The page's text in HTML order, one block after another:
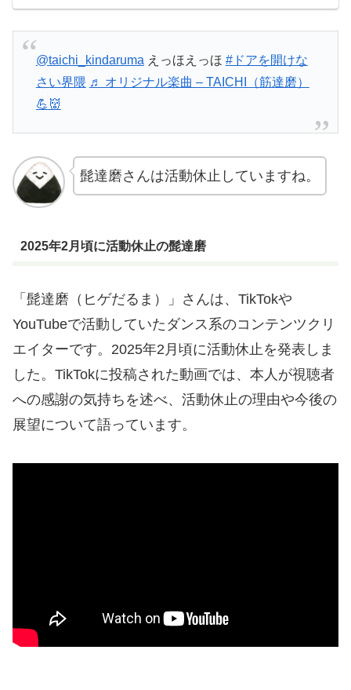
@taichi_kindaruma えっほえっほ #ドアを開けな
さい界隈 ♬ オリジナル楽曲 – TAICHI（筋達磨）
💪👹
髭達磨さんは活動休止していますね。
​2025年2月頃に活動休止の髭達磨
​「髭達磨（ヒゲだるま）」さんは、TikTokや
YouTubeで活動していたダンス系のコンテンツクリ
エイターです。​2025年2月頃に活動休止を発表しま
した。​TikTokに投稿された動画では、本人が視聴者
への感謝の気持ちを述べ、活動休止の理由や今後の
展望について語っています。